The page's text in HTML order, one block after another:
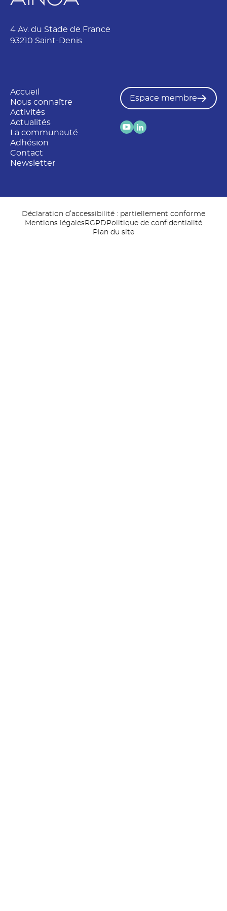
e
4 Av. du Stade de France
93210 Saint-Denis
Accueil
Nous connaître
Activités
Actualités
La communauté
Adhésion
Contact
Newsletter
Espace membre
Déclaration d’accessibilité : partiellement conforme
Mentions légalesRGPD Politique de confidentialité
Plan du site